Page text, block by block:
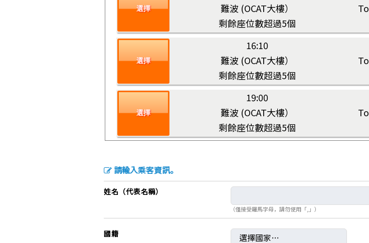
選擇
難波 (OCAT大樓）
To
剩餘座位數超過5個
選擇
16:10
難波 (OCAT大樓）
To
剩餘座位數超過5個
選擇
19:00
難波 (OCAT大樓）
To
剩餘座位數超過5個
請輸入乘客資訊。
姓名（代表名稱）
（僅接受羅馬字母，請勿使用「,」）
國籍